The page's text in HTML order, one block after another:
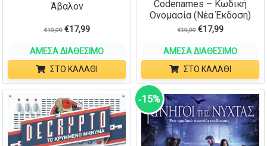
Άβαλον
€19,99 €17,99
ΆΜΕΣΑ ΔΙΑΘΈΣΙΜΟ
ΣΤΟ ΚΑΛΆΘΙ
Codenames – Κωδική
Ονομασία (Νέα Έκδοση)
€19,99 €17,99
ΆΜΕΣΑ ΔΙΑΘΈΣΙΜΟ
ΣΤΟ ΚΑΛΆΘΙ
‑15%